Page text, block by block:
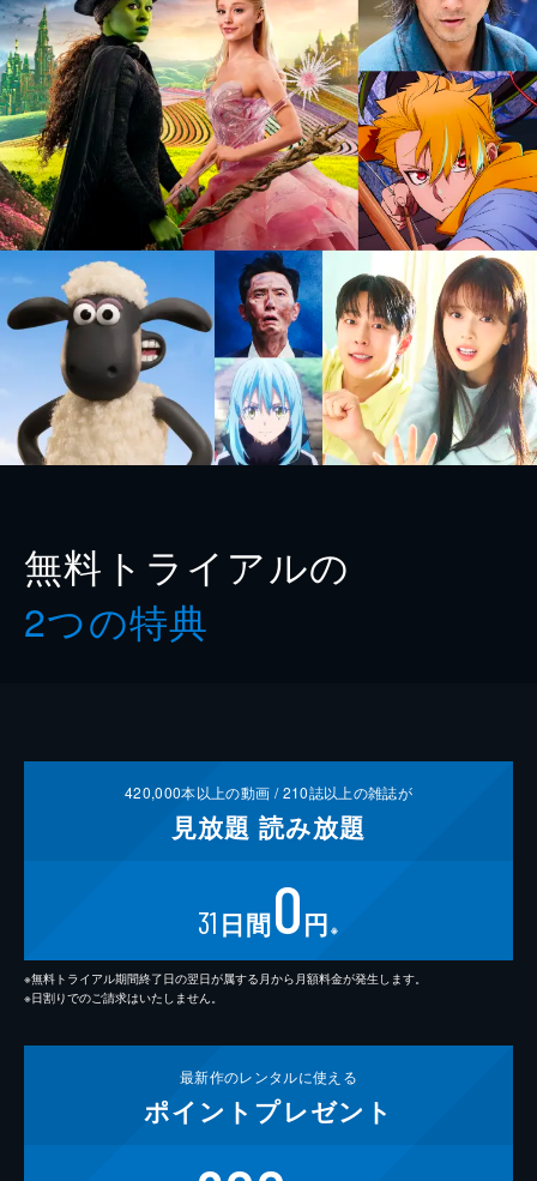
無料トライアルの
2つの特典
420,000本以上の動画 /210誌以上の雑誌が
見放題 読み放題
31 日間0円 ※
※無料トライアル期間終了日の翌日が属する月から月額料金が発生します。
※日割りでのご請求はいたしません。
最新作のレンタルに使える
ポイント プレゼント